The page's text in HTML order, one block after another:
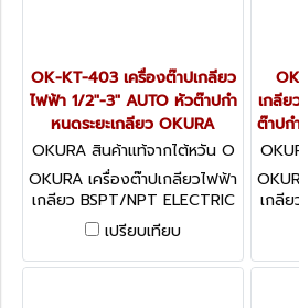
OK-KT-403 เครื่องต๊าปเกลียว
ไฟฟ้า 1/2"-3" AUTO หัวต๊าปกำ
หนดระยะเกลียว OKURA
OKURA สินค้าแท้จากไต้หวัน O
K-KT-403
OKURA เครื่องต๊าปเกลียวไฟฟ้า
เกลียว BSPT/NPT ELECTRIC
THREADING MACHINE อะไหล่
พร้อม
เปรียบเทียบ
เกลีย
ต๊าปก
เกลีย